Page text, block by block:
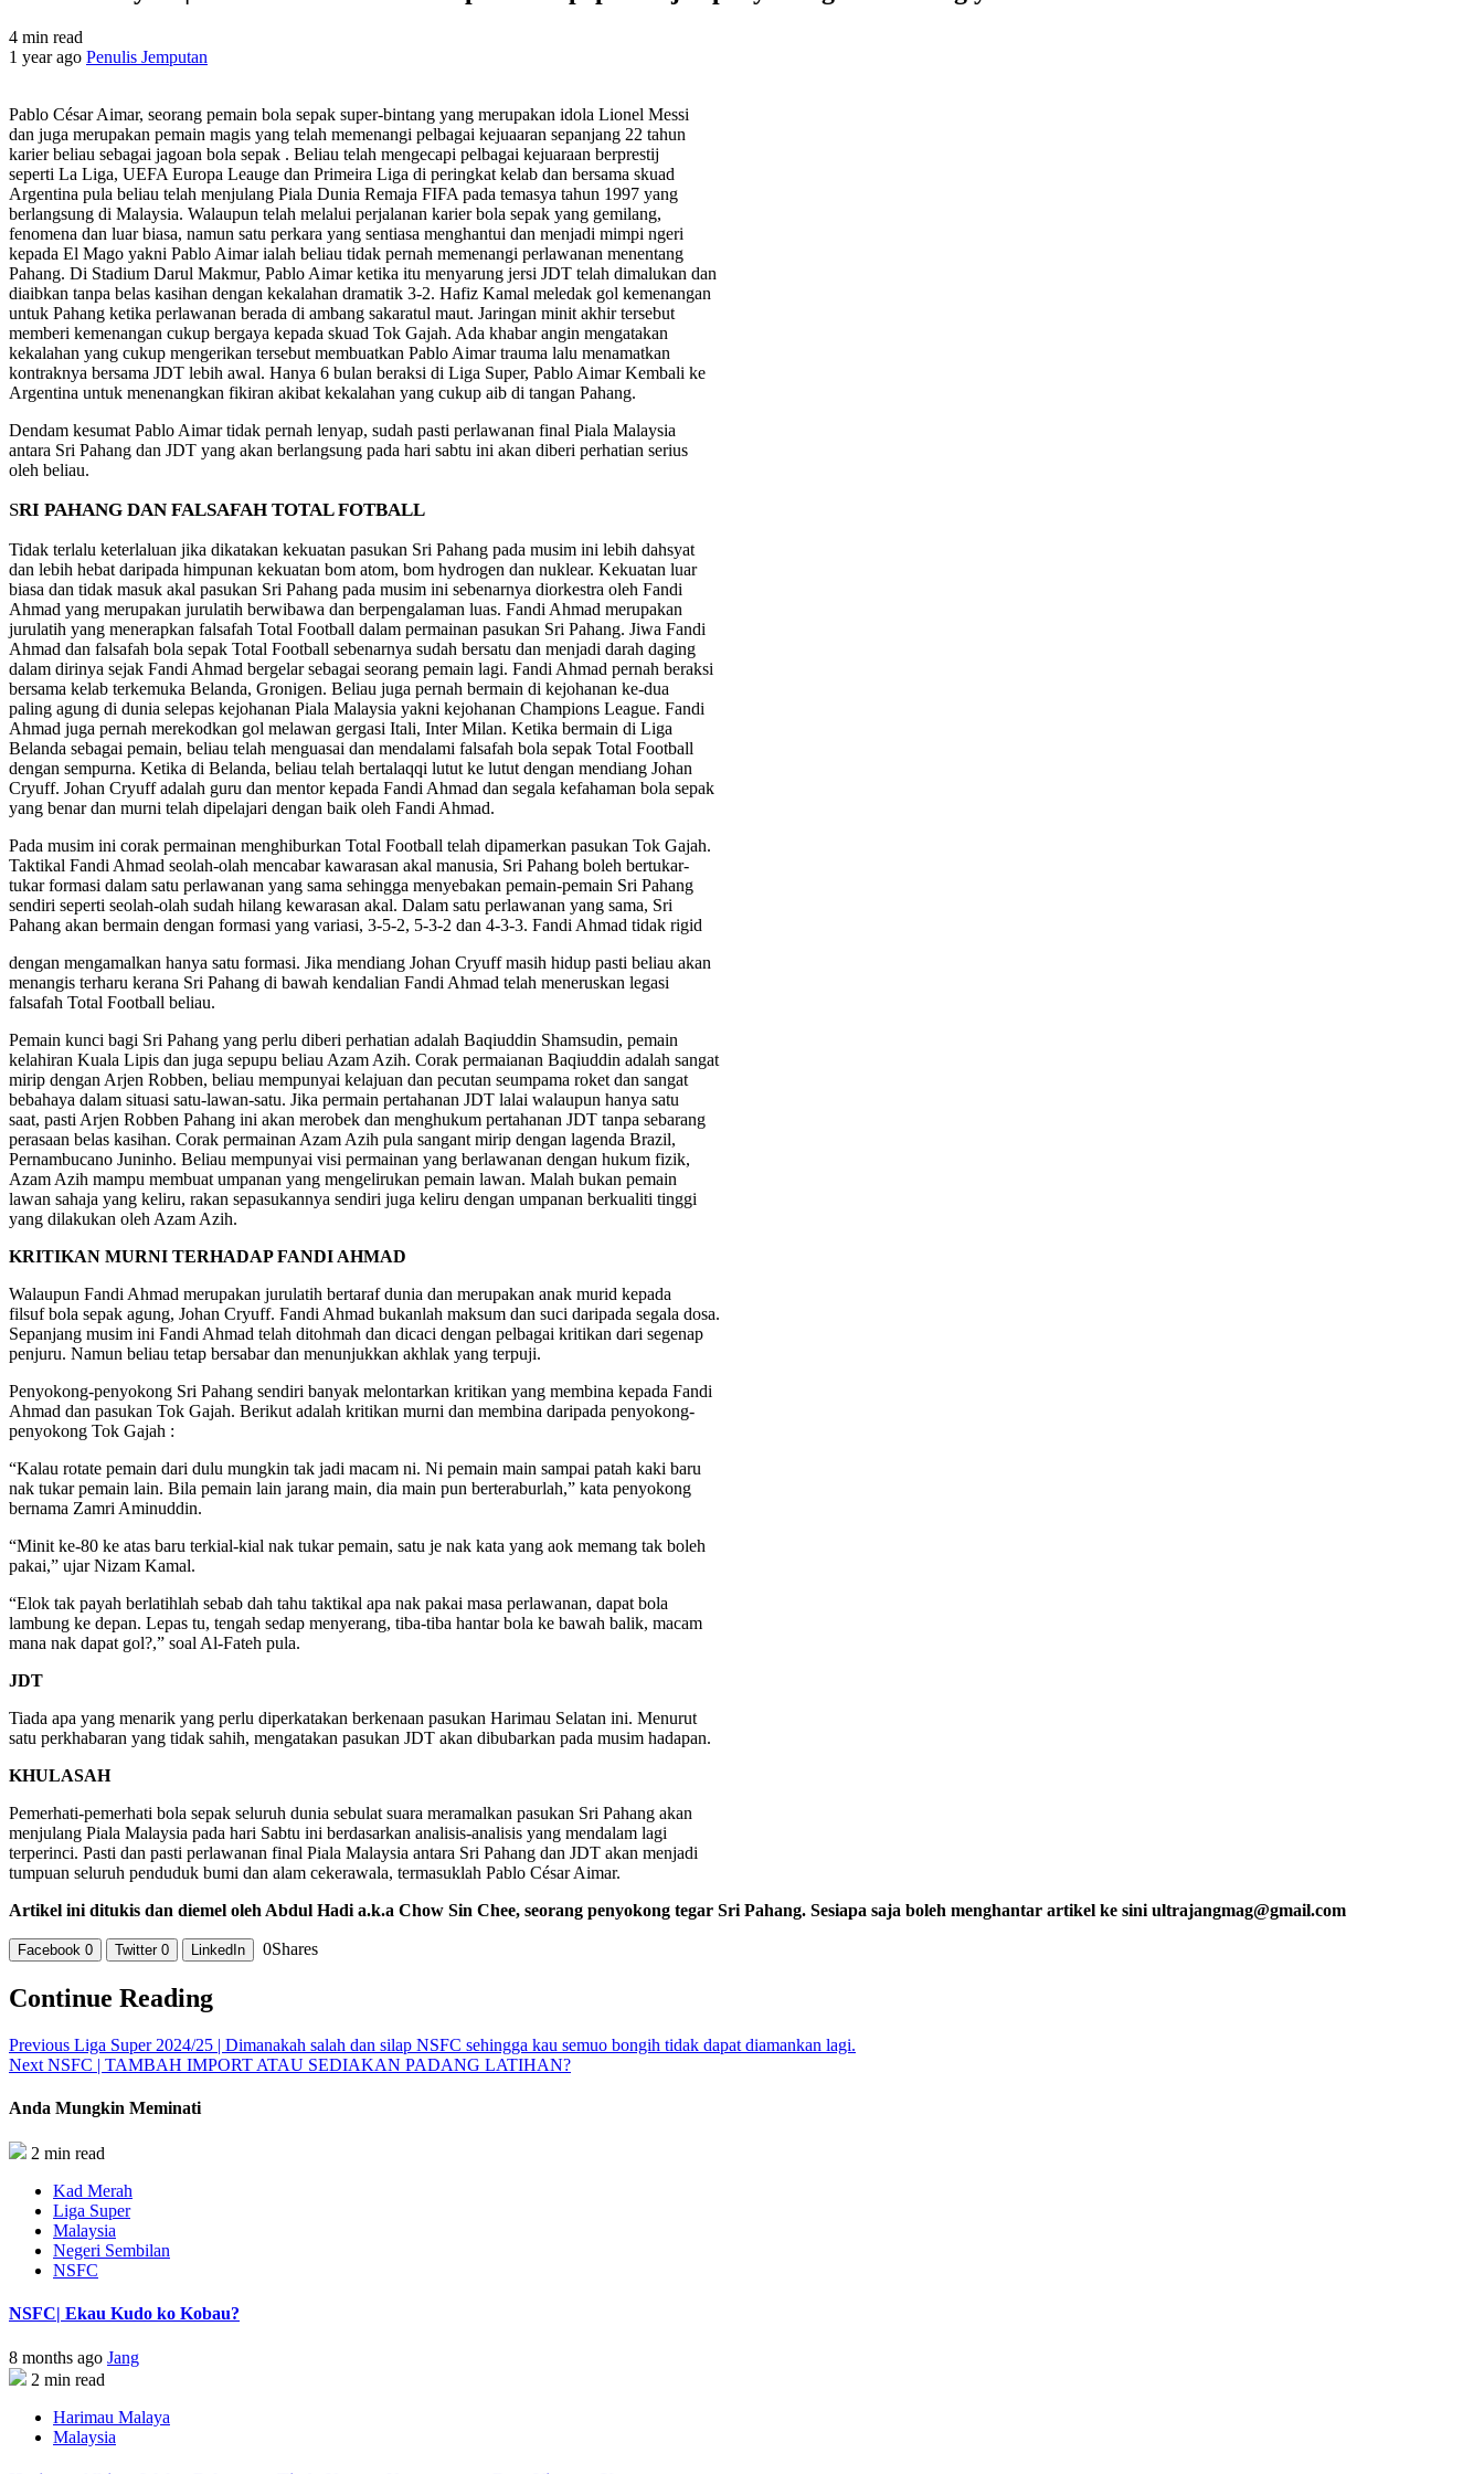
4 min read
1 year ago Penulis Jemputan
Pablo César Aimar, seorang pemain bola sepak super-bintang yang merupakan idola Lionel Messi
dan juga merupakan pemain magis yang telah memenangi pelbagai kejuaaran sepanjang 22 tahun
karier beliau sebagai jagoan bola sepak . Beliau telah mengecapi pelbagai kejuaraan berprestij
seperti La Liga, UEFA Europa Leauge dan Primeira Liga di peringkat kelab dan bersama skuad
Argentina pula beliau telah menjulang Piala Dunia Remaja FIFA pada temasya tahun 1997 yang
berlangsung di Malaysia. Walaupun telah melalui perjalanan karier bola sepak yang gemilang,
fenomena dan luar biasa, namun satu perkara yang sentiasa menghantui dan menjadi mimpi ngeri
kepada El Mago yakni Pablo Aimar ialah beliau tidak pernah memenangi perlawanan menentang
Pahang. Di Stadium Darul Makmur, Pablo Aimar ketika itu menyarung jersi JDT telah dimalukan dan
diaibkan tanpa belas kasihan dengan kekalahan dramatik 3-2. Hafiz Kamal meledak gol kemenangan
untuk Pahang ketika perlawanan berada di ambang sakaratul maut. Jaringan minit akhir tersebut
memberi kemenangan cukup bergaya kepada skuad Tok Gajah. Ada khabar angin mengatakan
kekalahan yang cukup mengerikan tersebut membuatkan Pablo Aimar trauma lalu menamatkan
kontraknya bersama JDT lebih awal. Hanya 6 bulan beraksi di Liga Super, Pablo Aimar Kembali ke
Argentina untuk menenangkan fikiran akibat kekalahan yang cukup aib di tangan Pahang.
Dendam kesumat Pablo Aimar tidak pernah lenyap, sudah pasti perlawanan final Piala Malaysia
antara Sri Pahang dan JDT yang akan berlangsung pada hari sabtu ini akan diberi perhatian serius
oleh beliau.
SRI PAHANG DAN FALSAFAH TOTAL FOTBALL
Tidak terlalu keterlaluan jika dikatakan kekuatan pasukan Sri Pahang pada musim ini lebih dahsyat
dan lebih hebat daripada himpunan kekuatan bom atom, bom hydrogen dan nuklear. Kekuatan luar
biasa dan tidak masuk akal pasukan Sri Pahang pada musim ini sebenarnya diorkestra oleh Fandi
Ahmad yang merupakan jurulatih berwibawa dan berpengalaman luas. Fandi Ahmad merupakan
jurulatih yang menerapkan falsafah Total Football dalam permainan pasukan Sri Pahang. Jiwa Fandi
Ahmad dan falsafah bola sepak Total Football sebenarnya sudah bersatu dan menjadi darah daging
dalam dirinya sejak Fandi Ahmad bergelar sebagai seorang pemain lagi. Fandi Ahmad pernah beraksi
bersama kelab terkemuka Belanda, Gronigen. Beliau juga pernah bermain di kejohanan ke-dua
paling agung di dunia selepas kejohanan Piala Malaysia yakni kejohanan Champions League. Fandi
Ahmad juga pernah merekodkan gol melawan gergasi Itali, Inter Milan. Ketika bermain di Liga
Belanda sebagai pemain, beliau telah menguasai dan mendalami falsafah bola sepak Total Football
dengan sempurna. Ketika di Belanda, beliau telah bertalaqqi lutut ke lutut dengan mendiang Johan
Cryuff. Johan Cryuff adalah guru dan mentor kepada Fandi Ahmad dan segala kefahaman bola sepak
yang benar dan murni telah dipelajari dengan baik oleh Fandi Ahmad.
Pada musim ini corak permainan menghiburkan Total Football telah dipamerkan pasukan Tok Gajah.
Taktikal Fandi Ahmad seolah-olah mencabar kawarasan akal manusia, Sri Pahang boleh bertukar-
tukar formasi dalam satu perlawanan yang sama sehingga menyebakan pemain-pemain Sri Pahang
sendiri seperti seolah-olah sudah hilang kewarasan akal. Dalam satu perlawanan yang sama, Sri
Pahang akan bermain dengan formasi yang variasi, 3-5-2, 5-3-2 dan 4-3-3. Fandi Ahmad tidak rigid
dengan mengamalkan hanya satu formasi. Jika mendiang Johan Cryuff masih hidup pasti beliau akan
menangis terharu kerana Sri Pahang di bawah kendalian Fandi Ahmad telah meneruskan legasi
falsafah Total Football beliau.
Pemain kunci bagi Sri Pahang yang perlu diberi perhatian adalah Baqiuddin Shamsudin, pemain
kelahiran Kuala Lipis dan juga sepupu beliau Azam Azih. Corak permaianan Baqiuddin adalah sangat
mirip dengan Arjen Robben, beliau mempunyai kelajuan dan pecutan seumpama roket dan sangat
bebahaya dalam situasi satu-lawan-satu. Jika permain pertahanan JDT lalai walaupun hanya satu
saat, pasti Arjen Robben Pahang ini akan merobek dan menghukum pertahanan JDT tanpa sebarang
perasaan belas kasihan. Corak permainan Azam Azih pula sangant mirip dengan lagenda Brazil,
Pernambucano Juninho. Beliau mempunyai visi permainan yang berlawanan dengan hukum fizik,
Azam Azih mampu membuat umpanan yang mengelirukan pemain lawan. Malah bukan pemain
lawan sahaja yang keliru, rakan sepasukannya sendiri juga keliru dengan umpanan berkualiti tinggi
yang dilakukan oleh Azam Azih.
KRITIKAN MURNI TERHADAP FANDI AHMAD
Walaupun Fandi Ahmad merupakan jurulatih bertaraf dunia dan merupakan anak murid kepada
filsuf bola sepak agung, Johan Cryuff. Fandi Ahmad bukanlah maksum dan suci daripada segala dosa.
Sepanjang musim ini Fandi Ahmad telah ditohmah dan dicaci dengan pelbagai kritikan dari segenap
penjuru. Namun beliau tetap bersabar dan menunjukkan akhlak yang terpuji.
Penyokong-penyokong Sri Pahang sendiri banyak melontarkan kritikan yang membina kepada Fandi
Ahmad dan pasukan Tok Gajah. Berikut adalah kritikan murni dan membina daripada penyokong-
penyokong Tok Gajah :
“Kalau rotate pemain dari dulu mungkin tak jadi macam ni. Ni pemain main sampai patah kaki baru
nak tukar pemain lain. Bila pemain lain jarang main, dia main pun berteraburlah,” kata penyokong
bernama Zamri Aminuddin.
“Minit ke-80 ke atas baru terkial-kial nak tukar pemain, satu je nak kata yang aok memang tak boleh
pakai,” ujar Nizam Kamal.
“Elok tak payah berlatihlah sebab dah tahu taktikal apa nak pakai masa perlawanan, dapat bola
lambung ke depan. Lepas tu, tengah sedap menyerang, tiba-tiba hantar bola ke bawah balik, macam
mana nak dapat gol?,” soal Al-Fateh pula.
JDT
Tiada apa yang menarik yang perlu diperkatakan berkenaan pasukan Harimau Selatan ini. Menurut
satu perkhabaran yang tidak sahih, mengatakan pasukan JDT akan dibubarkan pada musim hadapan.
KHULASAH
Pemerhati-pemerhati bola sepak seluruh dunia sebulat suara meramalkan pasukan Sri Pahang akan
menjulang Piala Malaysia pada hari Sabtu ini berdasarkan analisis-analisis yang mendalam lagi
terperinci. Pasti dan pasti perlawanan final Piala Malaysia antara Sri Pahang dan JDT akan menjadi
tumpuan seluruh penduduk bumi dan alam cekerawala, termasuklah Pablo César Aimar.
Artikel ini ditukis dan diemel oleh Abdul Hadi a.k.a Chow Sin Chee, seorang penyokong tegar Sri Pahang. Sesiapa saja boleh menghantar artikel ke sini ultrajangmag@gmail.com
Facebook 0 Twitter 0 LinkedIn 0Shares
Continue Reading
Previous Liga Super 2024/25 | Dimanakah salah dan silap NSFC sehingga kau semuo bongih tidak dapat diamankan lagi.
Next NSFC | TAMBAH IMPORT ATAU SEDIAKAN PADANG LATIHAN?
Anda Mungkin Meminati
2 min read
Kad Merah
Liga Super
Malaysia
Negeri Sembilan
NSFC
NSFC| Ekau Kudo ko Kobau?
8 months ago Jang
2 min read
Harimau Malaya
Malaysia